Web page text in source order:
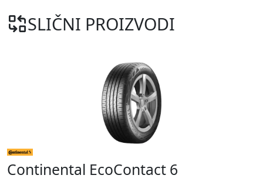
SLIČNI PROIZVODI
Continental EcoContact 6